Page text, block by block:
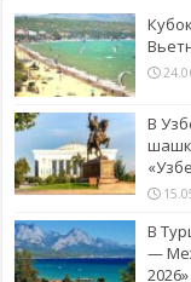
В
В
—
2026»